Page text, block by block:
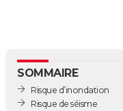
BONS PLANS
CARTE DE VOEUX
SOMMAIRE
Risque d’inondation
Risque de séisme